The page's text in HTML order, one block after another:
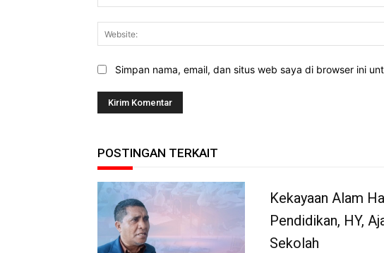
Simpan nama, email, dan situs web saya di browser ini
POSTINGAN TERKAIT
Kekayaan Alam
Pendidikan, HY,
Sekolah